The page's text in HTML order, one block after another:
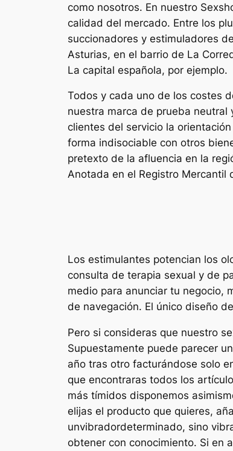
como nosotros. En nuestro
calidad del mercado. Entre los
succionadores y estimuladores
Asturias, en el barrio de La
La capital española, por ejemplo.
Todos y cada uno de los costes
nuestra marca de prueba
clientes del servicio la
forma indisociable con otros
pretexto de la afluencia en la
Anotada en el Registro Mercantil
Los estimulantes potencian los
consulta de terapia sexual y de
medio para anunciar tu negocio,
de navegación. El único diseño
Pero si consideras que nuestro
Supuestamente puede parecer
año tras otro facturándose solo
que encontraras todos los
más tímidos disponemos
elijas el producto que quieres,
unvibradordeterminado, sino
obtener con conocimiento. Si en